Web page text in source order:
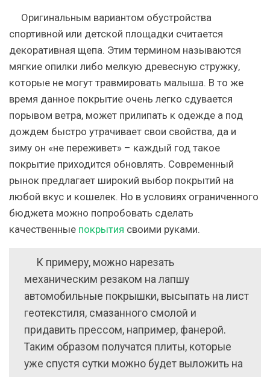
Оригинальным вариантом обустройства
спортивной или детской площадки считается
декоративная щепа. Этим термином называются
мягкие опилки либо мелкую древесную стружку,
которые не могут травмировать малыша. В то же
время данное покрытие очень легко сдувается
порывом ветра, может прилипать к одежде а под
дождем быстро утрачивает свои свойства, да и
зиму он «не переживет» – каждый год такое
покрытие приходится обновлять. Современный
рынок предлагает широкий выбор покрытий на
любой вкус и кошелек. Но в условиях ограниченного
бюджета можно попробовать сделать
качественные покрытия своими руками.
К примеру, можно нарезать
механическим резаком на лапшу
автомобильные покрышки, высыпать на лист
геотекстиля, смазанного смолой и
придавить прессом, например, фанерой.
Таким образом получатся плиты, которые
уже спустя сутки можно будет выложить на